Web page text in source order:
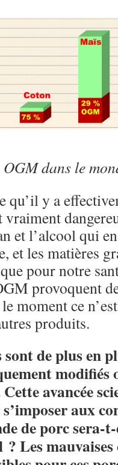
dans le
qu’il y a
et l’alcool qui
et les matières
pour notre
provoquent
moment ce
produits.
de plus en
modifiés
avancée
aux
de porc sera-
Les